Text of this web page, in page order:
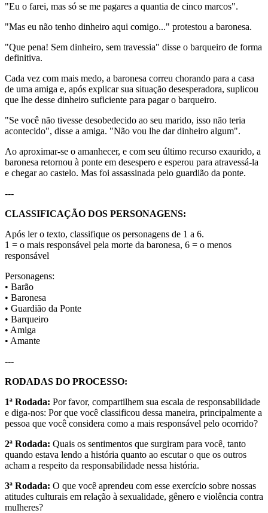
"Eu o farei, mas só se me pagares a quantia de cinco marcos".
"Mas eu não tenho dinheiro aqui comigo..." protestou a baronesa.
"Que pena! Sem dinheiro, sem travessia" disse o barqueiro de forma
definitiva.
Cada vez com mais medo, a baronesa correu chorando para a casa
de uma amiga e, após explicar sua situação desesperadora, suplicou
que lhe desse dinheiro suficiente para pagar o barqueiro.
"Se você não tivesse desobedecido ao seu marido, isso não teria
acontecido", disse a amiga. "Não vou lhe dar dinheiro algum".
Ao aproximar-se o amanhecer, e com seu último recurso exaurido, a
baronesa retornou à ponte em desespero e esperou para atravessá-la
e chegar ao castelo. Mas foi assassinada pelo guardião da ponte.
---
CLASSIFICAÇÃO DOS PERSONAGENS:
Após ler o texto, classifique os personagens de 1 a 6.
1 = o mais responsável pela morte da baronesa, 6 = o menos
responsável
Personagens:
• Barão
• Baronesa
• Guardião da Ponte
• Barqueiro
• Amiga
• Amante
---
RODADAS DO PROCESSO:
1ª Rodada: Por favor, compartilhem sua escala de responsabilidade
e diga-nos: Por que você classificou dessa maneira, principalmente a
pessoa que você considera como a mais responsável pelo ocorrido?
2ª Rodada: Quais os sentimentos que surgiram para você, tanto
quando estava lendo a história quanto ao escutar o que os outros
acham a respeito da responsabilidade nessa história.
3ª Rodada: O que você aprendeu com esse exercício sobre nossas
atitudes culturais em relação à sexualidade, gênero e violência contra
mulheres?